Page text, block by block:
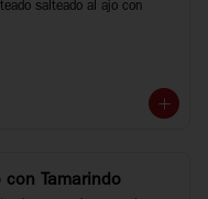
salteado al ajo con
con Tamarindo